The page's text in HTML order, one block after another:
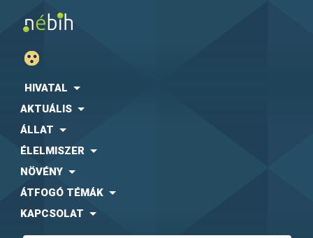
HIVATAL
AKTUÁLIS
ÁLLAT
ÉLELMISZER
NÖVÉNY
ÁTFOGÓ TÉMÁK
KAPCSOLAT